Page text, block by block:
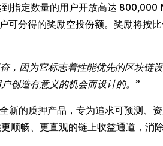
指定数量的用户开放高达
分得的奖励空投份额。奖励将按
，因为它标志着性能优先的区块链
创造有意义的机会而设计的。”
的质押产品，专为追求可预测、
畅、更直观的链上收益通道，消